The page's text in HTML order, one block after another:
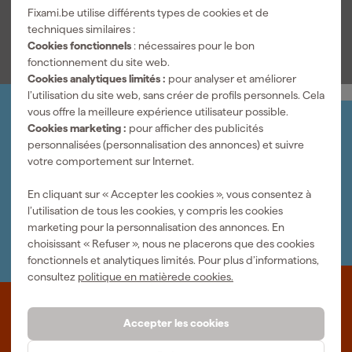
Fixami.be utilise différents types de cookies et de
techniques similaires :
Cookies fonctionnels : nécessaires pour le bon
fonctionnement du site web.
Cookies analytiques limités : pour analyser et améliorer
l’utilisation du site web, sans créer de profils personnels. Cela
vous offre la meilleure expérience utilisateur possible.
Cookies marketing : pour afficher des publicités
personnalisées (personnalisation des annonces) et suivre
votre comportement sur Internet.
En cliquant sur « Accepter les cookies », vous consentez à
l’utilisation de tous les cookies, y compris les cookies
marketing pour la personnalisation des annonces. En
choisissant « Refuser », nous ne placerons que des cookies
fonctionnels et analytiques limités. Pour plus d’informations,
consultez politique en matièrede cookies.
Accepter les cookies
Voir toutes les caractéristiques
Organisez-le vous-même
Connectez-vous et gérez vos commandes et vos
factures.
Abonnez-vous à la newsletter hebdomadaire
Nous sommes heureux de vous aider
Nous nous ferons un plaisir de vous aider. Contactez l'un
de nos spécialistes.
Que représente Fixami?
Des outils professionnels et des conseils personnalisés : nous